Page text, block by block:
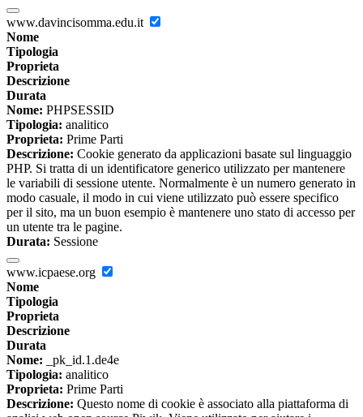
www.davincisomma.edu.it
Nome
Tipologia
Proprieta
Descrizione
Durata
Nome: PHPSESSID
Tipologia: analitico
Proprieta: Prime Parti
Descrizione: Cookie generato da applicazioni basate sul linguaggio
PHP. Si tratta di un identificatore generico utilizzato per mantenere
le variabili di sessione utente. Normalmente è un numero generato in
modo casuale, il modo in cui viene utilizzato può essere specifico
per il sito, ma un buon esempio è mantenere uno stato di accesso per
un utente tra le pagine.
Durata: Sessione
www.icpaese.org
Nome
Tipologia
Proprieta
Descrizione
Durata
Nome: _pk_id.1.de4e
Tipologia: analitico
Proprieta: Prime Parti
Descrizione: Questo nome di cookie è associato alla piattaforma di